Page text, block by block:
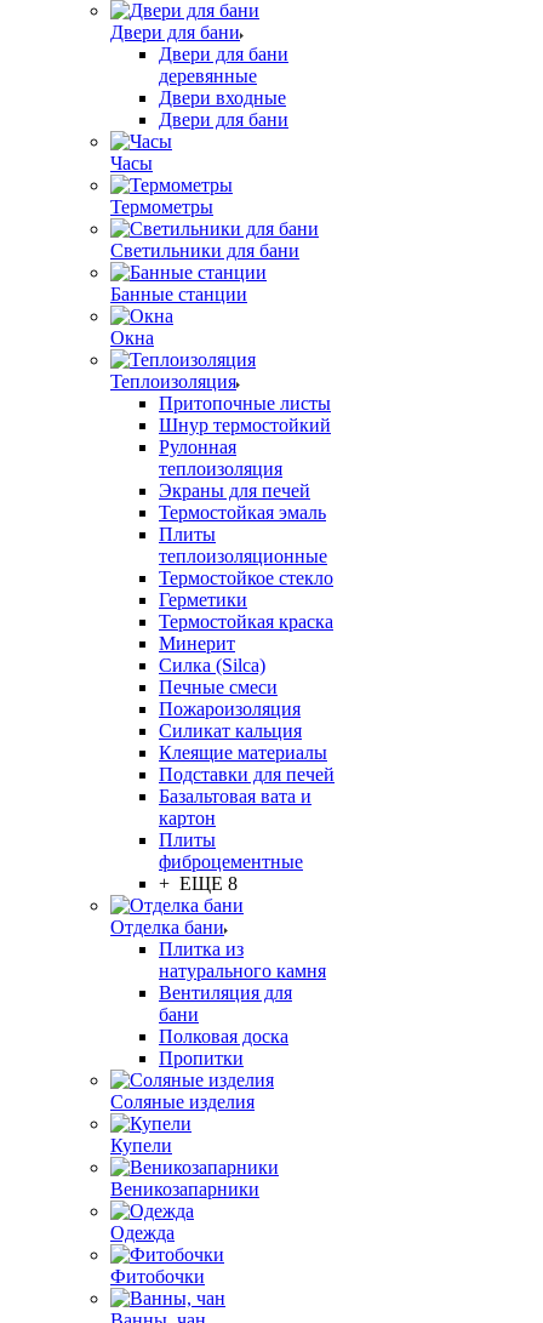
Двери для бани
Двери для бани
деревянные
Двери входные
Двери для бани
Часы
Термометры
Светильники для бани
Банные станции
Окна
Теплоизоляция
Притопочные листы
Шнур термостойкий
Рулонная
теплоизоляция
Экраны для печей
Термостойкая эмаль
Плиты
теплоизоляционные
Термостойкое стекло
Герметики
Термостойкая краска
Минерит
Силка (Silca)
Печные смеси
Пожароизоляция
Силикат кальция
Клеящие материалы
Подставки для печей
Базальтовая вата и
картон
Плиты
фиброцементные
+ ЕЩЕ 8
Отделка бани
Плитка из
натурального камня
Вентиляция для
бани
Полковая доска
Пропитки
Соляные изделия
Купели
Веникозапарники
Одежда
Фитобочки